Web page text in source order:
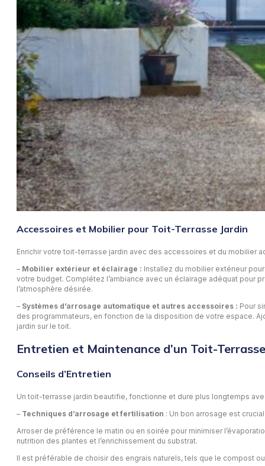
Accessoires et Mobilier pour Toit-Terrasse Jardin
Enrichir votre toit-terrasse jardin avec des accessoires et du mobilier
– Mobilier extérieur et éclairage : Installez du mobilier extérieur
votre budget. Complétez l’ambiance avec un éclairage adéquat
l’atmosphère désirée.
– Systèmes d’arrosage automatique et autres accessoires : Pour
des programmateurs, en fonction de la disposition de votre espace.
jardin sur le toit.
Entretien et Maintenance d’un Toit-
Conseils d’Entretien
Un toit-terrasse jardin beautifie, fonctionne et dure plus longtemps
– Techniques d’arrosage et fertilisation : Un bon arrosage est
Arroser de préférence le matin ou en soirée pour minimiser
nutrition des plantes et l’enrichissement du substrat.
Il est préférable de choisir des engrais naturels, tels que le compost